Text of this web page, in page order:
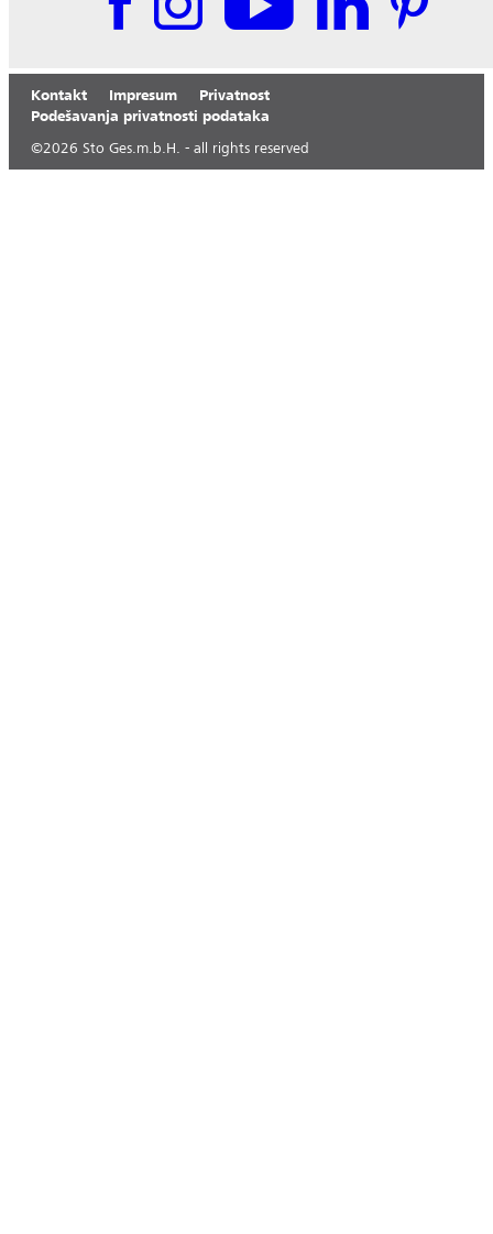
Kontakt Impresum
Privatnost
Podešavanja privatnosti podataka
©2026 Sto Ges.m.b.H. - all rights reserved